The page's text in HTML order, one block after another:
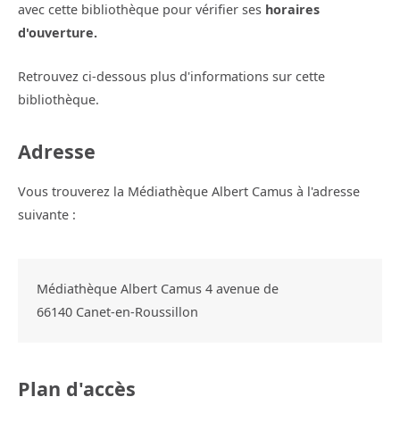
avec cette bibliothèque pour vérifier ses horaires
d'ouverture.
Retrouvez ci-dessous plus d'informations sur cette
bibliothèque.
Adresse
Vous trouverez la Médiathèque Albert Camus à l'adresse
suivante :
Médiathèque Albert Camus 4 avenue de
66140 Canet-en-Roussillon
Plan d'accès